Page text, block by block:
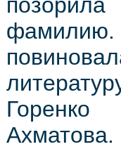
Ахматова.